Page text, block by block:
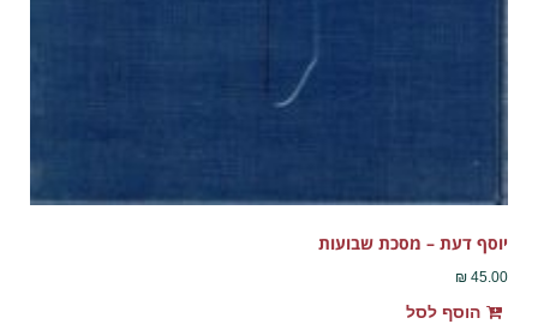
יוסף דעת – מסכת שבועות
45.00
₪
הוסף לסל